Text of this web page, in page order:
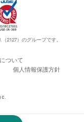
2127）のグループです。
ついて
個人情報保護方針